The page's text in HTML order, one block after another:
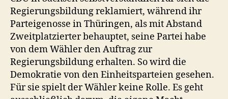
Regierungsbildung reklamiert, während ihr
Parteigenosse in Thüringen, als mit Abstand
Zweitplatzierter behauptet, seine Partei habe
von dem Wähler den Auftrag zur
Regierungsbildung erhalten. So wird die
Demokratie von den Einheitsparteien gesehen.
Für sie spielt der Wähler keine Rolle. Es geht